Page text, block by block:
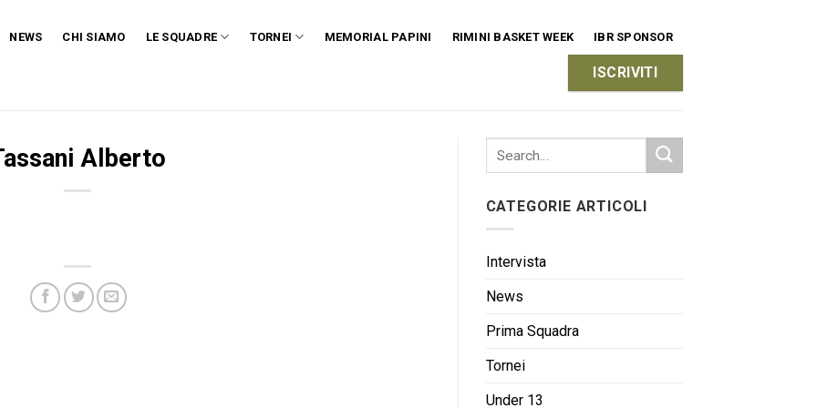
NEWS CHI SIAMO LE SQUADRE TORNEI MEMORIAL PAPINI RIMINI BASKET WEEK IBR SPONSOR
ISCRIVITI
Alberto
CATEGORIE ARTICOLI
Intervista
News
Prima Squadra
Tornei
Under 13